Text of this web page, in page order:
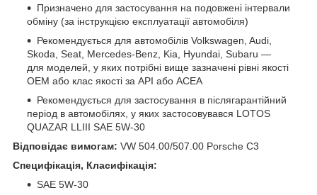
Призначено для застосування на подовжені інтервали
обміну (за інструкцією експлуатації автомобіля)
Рекомендується для автомобілів Volkswagen, Audi,
Skoda, Seat, Mercedes-Benz, Kia, Hyundai, Subaru —
для моделей, у яких потрібні вище зазначені рівні якості
OEM або клас якості за API або ACEA
Рекомендується для застосування в післягарантійний
період в автомобілях, у яких застосовувався LOTOS
QUAZAR LLIII SAE 5W-30
Відповідає вимогам: VW 504.00/507.00 Porsche C3
Специфікація, Класифікація:
SAE 5W-30